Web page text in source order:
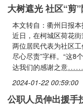
大树遮光 社区“剪
本文转自：衢州日报
近日，在柯城区荷花
两位居民代表为社区
尽心尽责”字样。“这8
达我们的感谢之意……
2024-01-22 00:59:00
公职人员伸出援手